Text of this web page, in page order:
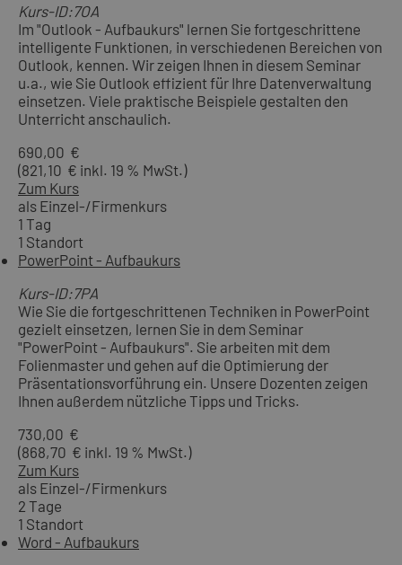
Kurs-ID:7OA
Im "Outlook - Aufbaukurs" lernen Sie fortgeschrittene
intelligente Funktionen, in verschiedenen Bereichen von
Outlook, kennen. Wir zeigen Ihnen in diesem Seminar
u.a., wie Sie Outlook effizient für Ihre Datenverwaltung
einsetzen. Viele praktische Beispiele gestalten den
Unterricht anschaulich.
690,00 €
(821,10 € inkl. 19 % MwSt.)
Zum Kurs
als Einzel-/Firmenkurs
1 Tag
1 Standort
PowerPoint - Aufbaukurs
Kurs-ID:7PA
Wie Sie die fortgeschrittenen Techniken in PowerPoint
gezielt einsetzen, lernen Sie in dem Seminar
"PowerPoint - Aufbaukurs". Sie arbeiten mit dem
Folienmaster und gehen auf die Optimierung der
Präsentationsvorführung ein. Unsere Dozenten zeigen
Ihnen außerdem nützliche Tipps und Tricks.
730,00 €
(868,70 € inkl. 19 % MwSt.)
Zum Kurs
als Einzel-/Firmenkurs
2 Tage
1 Standort
Word - Aufbaukurs